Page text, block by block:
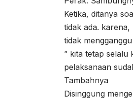
Ketika, ditanya
tidak ada.
tidak
” kita tetap selalu
pelaksanaan
Tambahnya
Disinggung